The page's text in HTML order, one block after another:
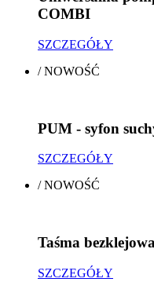
COMBI
SZCZEGÓŁY
/NOWOŚĆ
PUM - syfon
SZCZEGÓŁY
/NOWOŚĆ
Taśma
SZCZEGÓŁY